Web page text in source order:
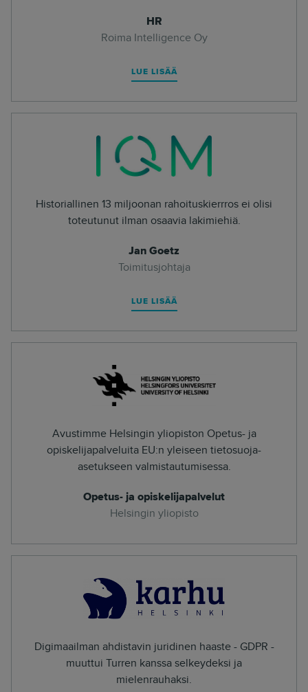
HR
Roima Intelligence Oy
LUE LISÄÄ
Historiallinen 13 miljoonan rahoituskierrros ei olisi
toteutunut ilman osaavia lakimiehiä.
Jan Goetz
Toimitusjohtaja
LUE LISÄÄ
Avustimme Helsingin yliopiston Opetus- ja
opiskelijapalveluita EU:n yleiseen tietosuoja-
asetukseen valmistautumisessa.
Opetus- ja opiskelijapalvelut
Helsingin yliopisto
Digimaailman ahdistavin juridinen haaste - GDPR -
muuttui Turren kanssa selkeydeksi ja
mielenrauhaksi.